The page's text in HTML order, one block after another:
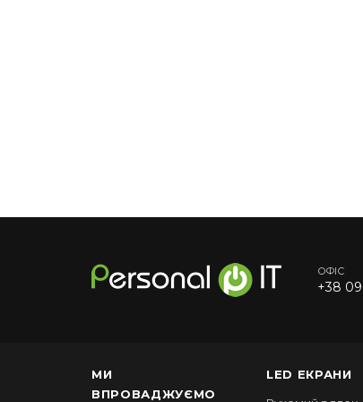
ОФІС
+38
МИ
ВПРОВАДЖУЄМО
LED ЕКРАНИ